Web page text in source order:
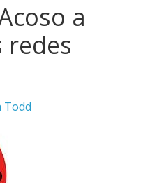
a
redes
Todd